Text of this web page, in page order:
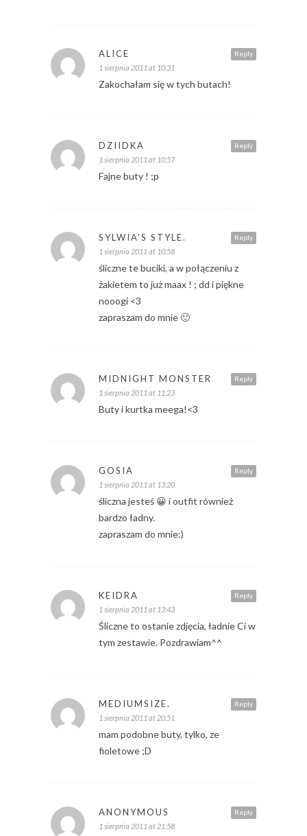
Reply
ALICE
1 sierpnia 2011 at 10:31
Zakochałam się w tych butach!
Reply
DZIIDKA
1 sierpnia 2011 at 10:57
Fajne buty ! ;p
Reply
SYLWIA'S STYLE.
1 sierpnia 2011 at 10:58
śliczne te buciki, a w połączeniu z
żakietem to już maax ! ; dd i piękne
nooogi <3
zapraszam do mnie 🙂
Reply
MIDNIGHT MONSTER
1 sierpnia 2011 at 11:23
Buty i kurtka meega!<3
Reply
GOSIA
1 sierpnia 2011 at 13:20
śliczna jesteś 😀 i outfit również
bardzo ładny.
zapraszam do mnie:)
Reply
KEIDRA
1 sierpnia 2011 at 13:43
Śliczne to ostanie zdjęcia, ładnie Ci w
tym zestawie. Pozdrawiam^^
Reply
MEDIUMSIZE.
1 sierpnia 2011 at 20:51
mam podobne buty, tylko, ze
fioletowe ;D
Reply
ANONYMOUS
1 sierpnia 2011 at 21:58